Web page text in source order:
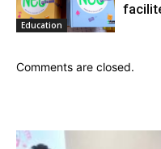
Education
Comments are closed.